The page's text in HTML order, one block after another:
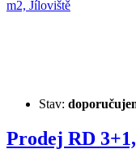
Stav:
Prodej RD